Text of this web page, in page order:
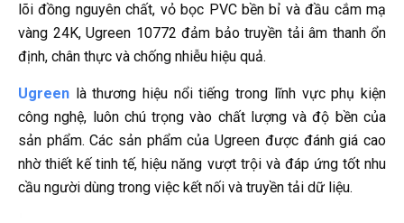
lõi đồng nguyên chất, vỏ bọc PVC bền bỉ và đầu cắm mạ
vàng 24K, Ugreen 10772 đảm bảo truyền tải âm thanh ổn
định, chân thực và chống nhiễu hiệu quả.
Ugreen là thương hiệu nổi tiếng trong lĩnh vực phụ kiện
công nghệ, luôn chú trọng vào chất lượng và độ bền của
sản phẩm. Các sản phẩm của Ugreen được đánh giá cao
nhờ thiết kế tinh tế, hiệu năng vượt trội và đáp ứng tốt nhu
cầu người dùng trong việc kết nối và truyền tải dữ liệu.